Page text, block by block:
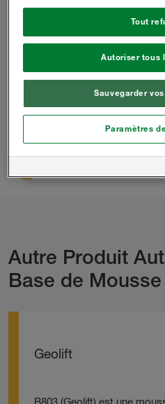
CÔTÉ B B217-00
de Sécurité
CÔTÉ A - ISO -
Autre Produit
Base de
Geolift
Tout
Autoriser tous
Sauvegarder
Paramètres